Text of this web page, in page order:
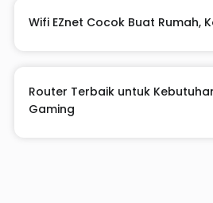
Wifi EZnet Cocok Buat Rumah,
Router Terbaik untuk
Gaming